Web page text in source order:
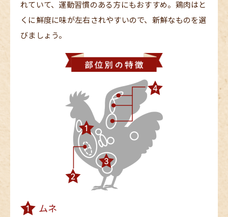
れていて、運動習慣のある方にもおすすめ。鶏肉はと
くに鮮度に味が左右されやすいので、新鮮なものを選
びましょう。
ムネ